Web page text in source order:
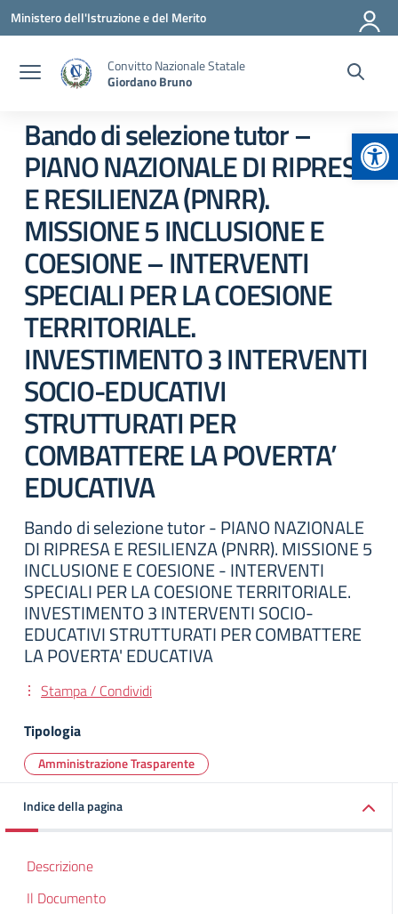
Vai ai contenuti
Vai al menu di navigazione
Vai al footer
Ministero dell'Istruzione e del Merito
Convitto Nazionale Statale
Giordano Bruno
Bando di selezione tutor –
PIANO NAZIONALE DI RIPRESA
E RESILIENZA (PNRR).
MISSIONE 5 INCLUSIONE E
COESIONE – INTERVENTI
SPECIALI PER LA COESIONE
TERRITORIALE.
INVESTIMENTO 3 INTERVENTI
SOCIO-EDUCATIVI
STRUTTURATI PER
COMBATTERE LA POVERTA’
EDUCATIVA
Bando di selezione tutor - PIANO NAZIONALE
DI RIPRESA E RESILIENZA (PNRR). MISSIONE 5
INCLUSIONE E COESIONE - INTERVENTI
SPECIALI PER LA COESIONE TERRITORIALE.
INVESTIMENTO 3 INTERVENTI SOCIO-
EDUCATIVI STRUTTURATI PER COMBATTERE
LA POVERTA' EDUCATIVA
Stampa / Condividi
Tipologia
Amministrazione Trasparente
Indice della pagina
Descrizione
Il Documento